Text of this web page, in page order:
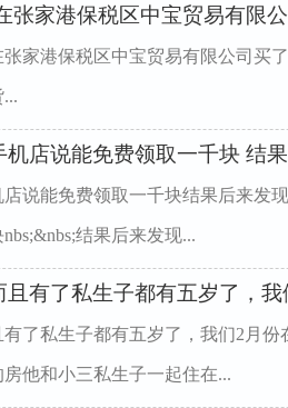
张家港保税区中宝贸易有限
家港保税区中宝贸易有限公司买
店说能免费领取一千块 结
说能免费领取一千块结果后来发
结果后来发现...
有了私生子都有五岁了，
了私生子都有五岁了，我们2月
他和小三私生子一起住在...